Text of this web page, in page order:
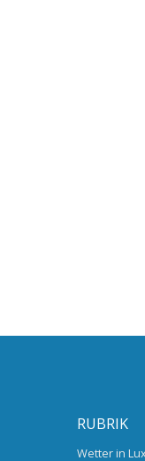
RUBRIK
Wetter in